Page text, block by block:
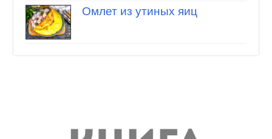
Омлет из утиных яиц